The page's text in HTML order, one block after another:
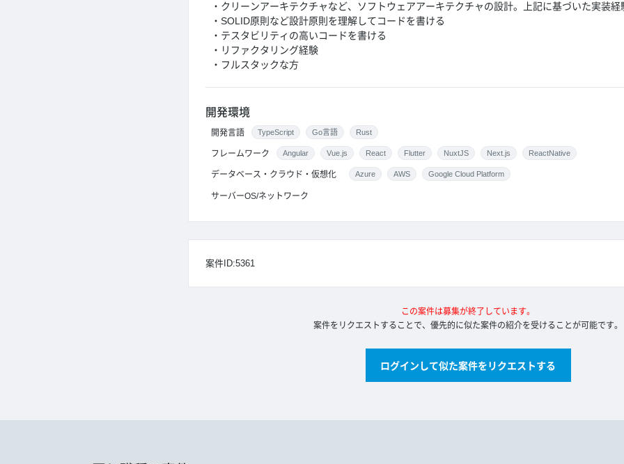
・クリーンアーキテクチャなど、ソフトウェアアーキテクチャの設計。上記に基づいた実装経
・SOLID原則など設計原則を理解してコードを書ける
・テスタビリティの高いコードを書ける
・リファクタリング経験
・フルスタックな方
開発環境
開発言語 TypeScript Go言語 Rust
フレームワーク Angular Vue.js React Flutter NuxtJS Next.js ReactNative
データベース・クラウド・仮想化 Azure AWS Google Cloud Platform
サーバーOS/ネットワーク
案件ID:5361
この案件は募集が終了しています。
案件をリクエストすることで、優先的に似た案件の紹介を受けることが可能です。
ログインして似た案件をリクエストする